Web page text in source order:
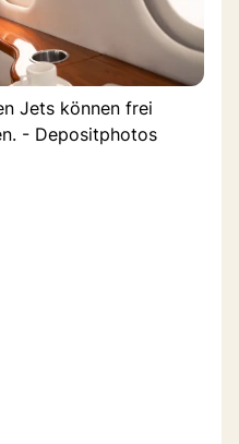
Jets können frei
- Depositphotos